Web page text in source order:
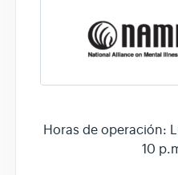
Horas de operación:
10